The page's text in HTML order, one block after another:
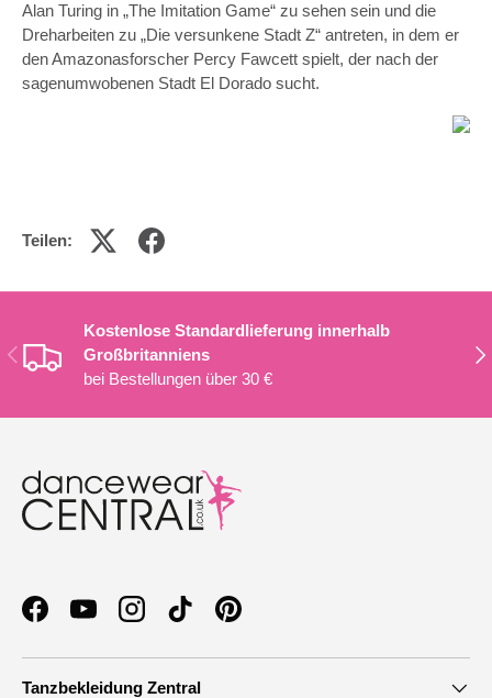
Alan Turing in „The Imitation Game“ zu sehen sein und die
Dreharbeiten zu „Die versunkene Stadt Z“ antreten, in dem er
den Amazonasforscher Percy Fawcett spielt, der nach der
sagenumwobenen Stadt El Dorado sucht.
Teilen:
VORHERIGE
Kostenlose Standardlieferung innerhalb
Großbritanniens
bei Bestellungen über 30 €
FacebookYouTubeInstagramTikTokPinterest
Tanzbekleidung Zentral